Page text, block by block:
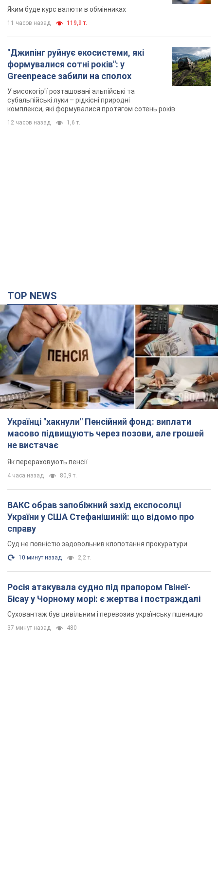
Яким буде курс валюти в обмінниках
11 часов назад 119,9 т.
"Джипінг руйнує екосистеми, які
формувалися сотні років": у
Greenpeace забили на сполох
У високогір'ї розташовані альпійські та
субальпійські луки – рідкісні природні
комплекси, які формувалися протягом сотень років
12 часов назад 1,6 т.
TOP NEWS
Українці "хакнули" Пенсійний фонд: виплати
масово підвищують через позови, але грошей
не вистачає
Як перераховують пенсії
4 часа назад 80,9 т.
ВАКС обрав запобіжний захід експосолці
України у США Стефанішиній: що відомо про
справу
Суд не повністю задовольнив клопотання прокуратури
10 минут назад 2,2 т.
Росія атакувала судно під прапором Гвінеї-
Бісау у Чорному морі: є жертва і постраждалі
Суховантаж був цивільним і перевозив українську пшеницю
37 минут назад 480